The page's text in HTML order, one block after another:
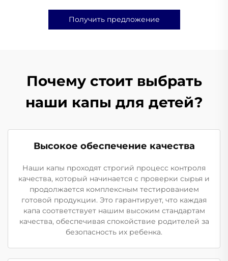
Получить предложение
Почему стоит выбрать
наши капы для детей?
Высокое обеспечение качества
Наши капы проходят строгий процесс контроля
качества, который начинается с проверки сырья и
продолжается комплексным тестированием
готовой продукции. Это гарантирует, что каждая
капа соответствует нашим высоким стандартам
качества, обеспечивая спокойствие родителей за
безопасность их ребенка.